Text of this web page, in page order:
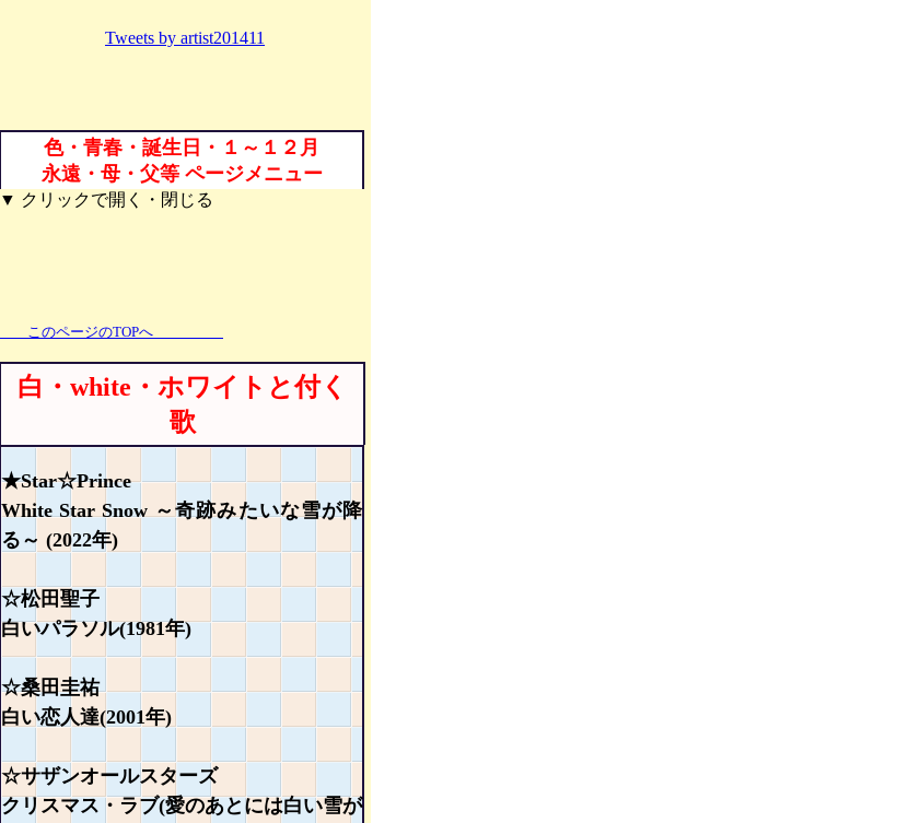
Tweets by artist201411
色・青春・誕生日・１～１２月
永遠・母・父等 ページメニュー
▼ クリックで開く・閉じる
このページのTOPへ
白・white・ホワイトと付く
歌
★Star☆Prince
White Star Snow ～奇跡みたいな雪が降
る～ (2022年)
☆松田聖子
白いパラソル(1981年)
☆桑田圭祐
白い恋人達(2001年)
☆サザンオールスターズ
クリスマス・ラブ(愛のあとには白い雪が